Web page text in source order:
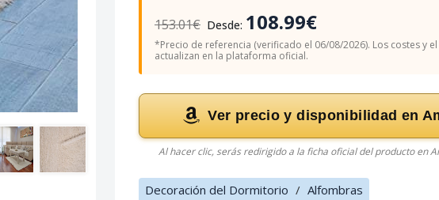
153.01€ Desde: 108.99€
*Precio de referencia (verificado el 06/08/2026). Los costes y el
actualizan en la plataforma oficial.
Ver precio y disponibilidad en
Al hacer clic, serás redirigido a la ficha oficial del producto en
Decoración del Dormitorio / Alfombras